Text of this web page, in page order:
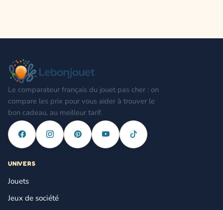
Le comparateur français du jouet pas cher : on
compare les prix pour vous aider à trouver le
bon cadeau, au meilleur tarif.
UNIVERS
Jouets
Jeux de société